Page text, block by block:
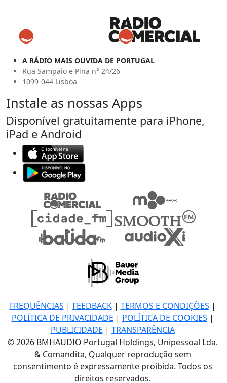
A RÁDIO MAIS OUVIDA DE PORTUGAL
Rua Sampaio e Pina n° 24/26
1099-044 Lisboa
Instale as nossas Apps
Disponível gratuitamente para iPhone,
iPad e Android
FREQUÊNCIAS | FEEDBACK| TERMOS E CONDIÇÕES |
POLÍTICA DE PRIVACIDADE | POLÍTICA DE COOKIES |
PUBLICIDADE | TRANSPARÊNCIA
© 2026 BMHAUDIO Portugal Holdings, Unipessoal Lda.
& Comandita, Qualquer reprodução sem
consentimento é expressamente proibida. Todos os
direitos reservados.